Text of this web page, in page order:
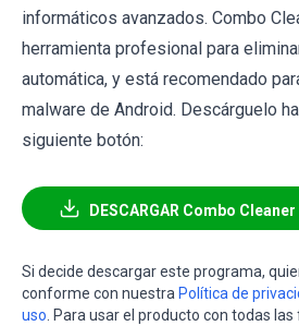
informáticos avanzados. Combo
herramienta profesional para
automática, y está recomendado
malware de Android. Descárguelo
siguiente botón:
DESCARGAR Combo
Si decide descargar este programa,
conforme con nuestra Política de
uso. Para usar el producto con todas